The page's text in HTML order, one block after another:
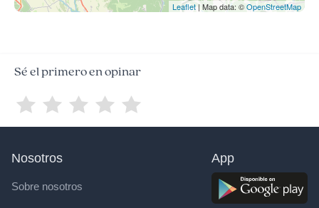
Leaflet | Map data: ©OpenStreetMap
Sé el primero en opinar
Nosotros
Sobre nosotros
App